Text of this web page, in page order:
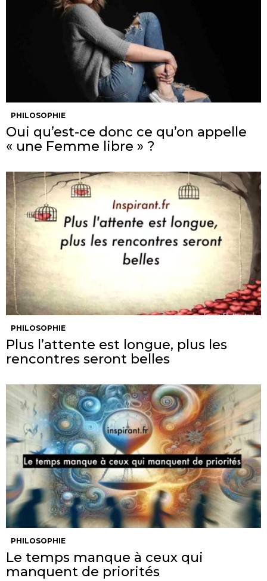
PHILOSOPHIE
Oui qu’est-ce donc ce qu’on appelle
« une Femme libre » ?
PHILOSOPHIE
Plus l’attente est longue, plus les
rencontres seront belles
PHILOSOPHIE
Le temps manque à ceux qui
manquent de priorités